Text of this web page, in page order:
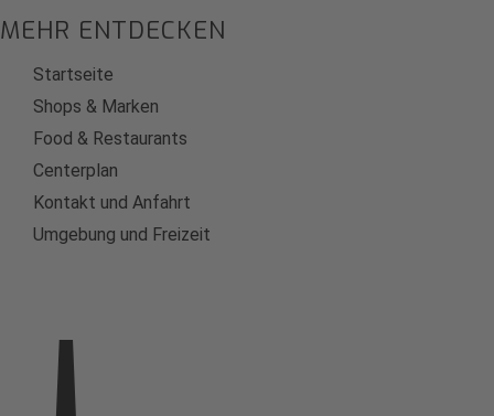
MEHR ENTDECKEN
Startseite
Shops & Marken
Food & Restaurants
Centerplan
Kontakt und Anfahrt
Umgebung und Freizeit